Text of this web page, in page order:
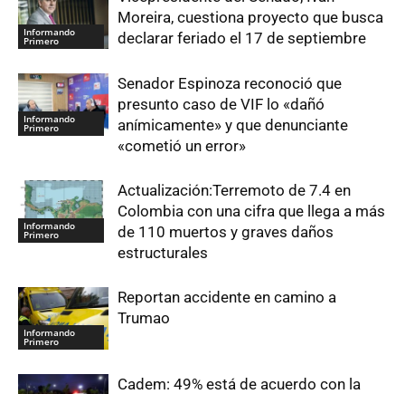
Informando
Primero
Moreira, cuestiona proyecto que busca
declarar feriado el 17 de septiembre
Informando
Primero
Senador Espinoza reconoció que
presunto caso de VIF lo «dañó
anímicamente» y que denunciante
«cometió un error»
Informando
Primero
Actualización:Terremoto de 7.4 en
Colombia con una cifra que llega a más
de 110 muertos y graves daños
estructurales
Informando
Primero
Reportan accidente en camino a
Trumao
Cadem: 49% está de acuerdo con la